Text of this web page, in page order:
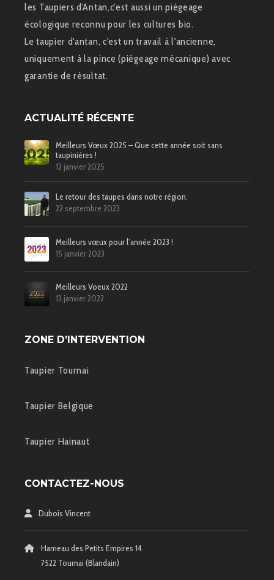
les Taupiers d'Antan,c'est aussi un piégeage
écologique reconnu pour les cultures bio.
Le taupier d'antan, c'est un travail à l'ancienne,
uniquement à la pince (piégeage mécanique) avec
garantie de résultat.
ACTUALITÉ RÉCENTE
Meilleurs Vœux 2025 – Que cette année soit sans
taupinières !
12 janvier 2025
Le retour des taupes dans notre région.
22 septembre 2023
Meilleurs vœux pour l’année 2023 !
15 janvier 2023
Meilleurs Voeux 2022
13 janvier 2022
ZONE D’INTERVENTION
Taupier Tournai
Taupier Belgique
Taupier Hainaut
CONTACTEZ-NOUS
Dubois Vincent
Hameau des Petits Empires 14
7522 Tournai (Blandain)